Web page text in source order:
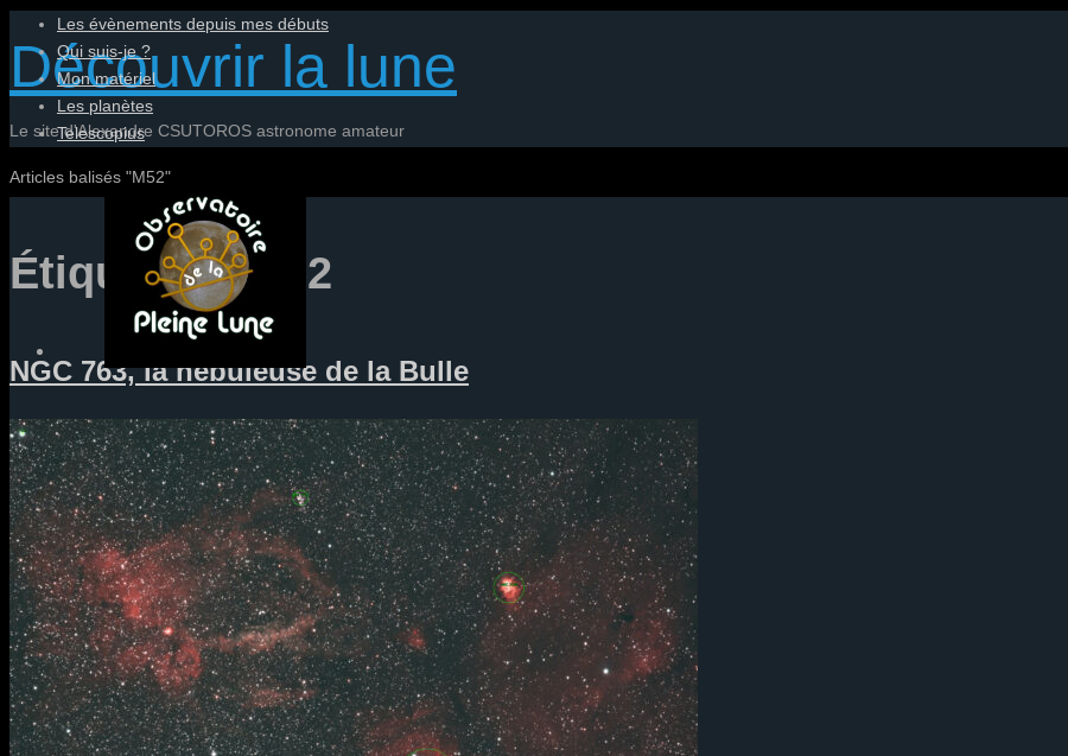
Découvrir la lune
Le site d'Alexandre CSUTOROS astronome amateur
Passer
vers
contenu
Les évènements depuis mes débuts
Qui suis-je ?
Mon matériel
Les planètes
Telescopius
Home
Articles balisés "M52"
Étiquette :M52
NGC 763, la nébuleuse de la Bulle